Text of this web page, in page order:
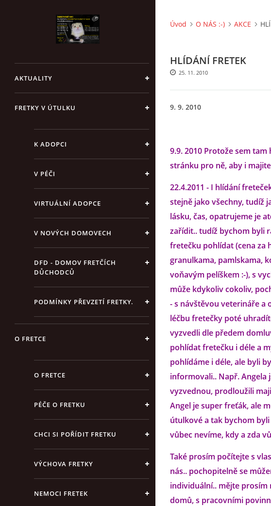
AKTUALITY
FRETKY V ÚTULKU
K ADOPCI
V PÉČI
VIRTUÁLNÍ ADOPCE
V NOVÝCH DOMOVECH
DFD - DOMOV FRETČÍCH
DŮCHODCŮ
PODMÍNKY PŘEVZETÍ FRETKY.
O FRETCE
O FRETCE
PÉČE O FRETKU
CHCI SI POŘÍDIT FRETKU
VÝCHOVA FRETKY
NEMOCI FRETEK
Úvod O NÁS :-) AKCE
HLÍDÁNÍ FRETEK
25. 11. 2010
9. 9. 2010
9.9. 2010 Protože sem
stránku pro ně, aby i
22.4.2011 - I hlídání
stejně jako všechny, tudíž
lásku, čas, opatrujeme je
zařídit.. tudíž bychom byli
fretečku pohlídat (cena za
granulkama, pamlskama,
voňavým pelíškem :-), s
může kdykoliv cokoliv,
- s návštěvou veterináře a
léčbu fretečky poté
vyzvedli dle předem
pohlídat fretečku i déle a
pohlídáme i déle, ale byli
informovali.. Např. Angela
vyzvednou, prodloužili
Angel je super freťák, ale
útulkové a tak bychom byli
vůbec nevíme, kdy a zda
Také prosím počítejte s
nás.. pochopitelně se
individuální.. mějte prosím
domů, s pracovními